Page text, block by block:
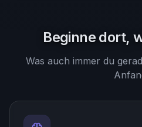
Beginne dort,
Was auch immer du